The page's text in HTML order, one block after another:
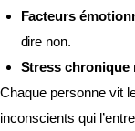
Facteurs
dire non.
Stress chronique
Chaque personne vit
inconscients qui